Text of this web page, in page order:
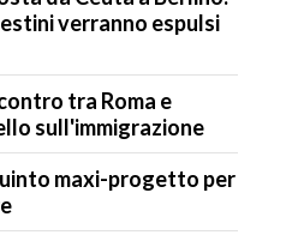
verranno espulsi
tra Roma e
sull'immigrazione
maxi-progetto per